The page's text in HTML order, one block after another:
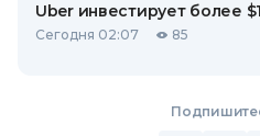
Uber инвестирует более
Сегодня 02:07 85